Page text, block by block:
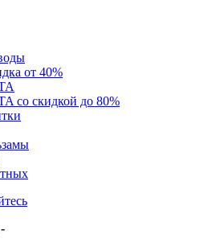
от 40%
со скидкой до 80%
-